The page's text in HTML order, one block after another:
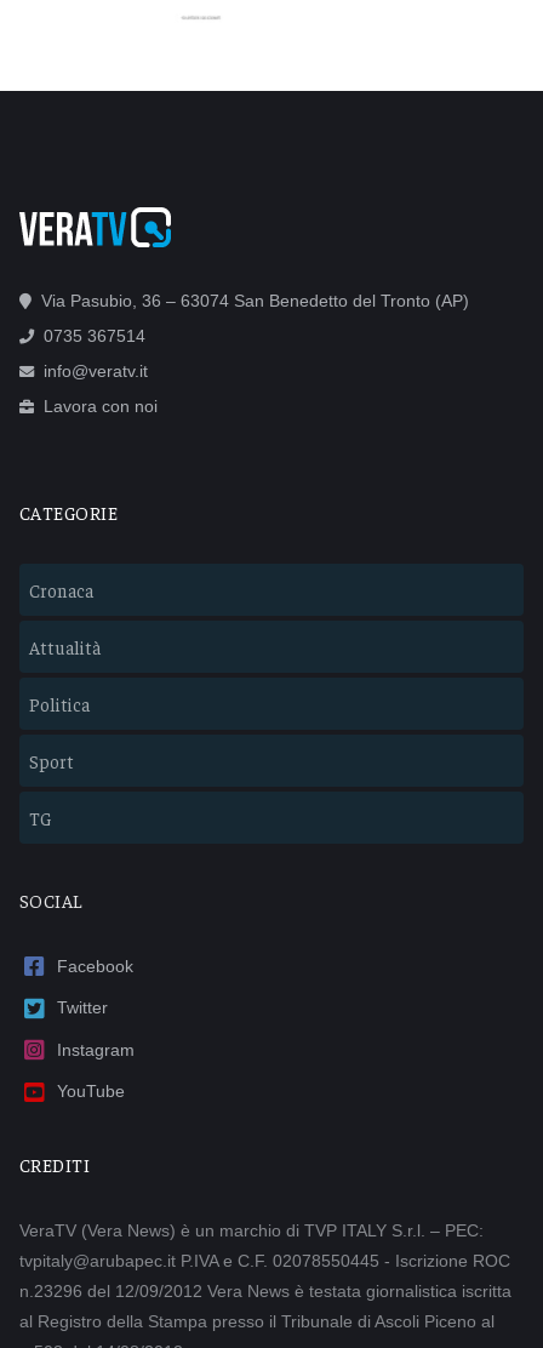
Via Pasubio, 36 – 63074 San Benedetto del Tronto (AP)
0735 367514
info@veratv.it
Lavora con noi
CATEGORIE
Cronaca
Attualità
Politica
Sport
TG
SOCIAL
Facebook
Twitter
Instagram
YouTube
CREDITI
VeraTV (Vera News) è un marchio di TVP ITALY S.r.l. – PEC:
tvpitaly@arubapec.it P.IVA e C.F. 02078550445 - Iscrizione ROC
n.23296 del 12/09/2012 Vera News è testata giornalistica iscritta
al Registro della Stampa presso il Tribunale di Ascoli Piceno al